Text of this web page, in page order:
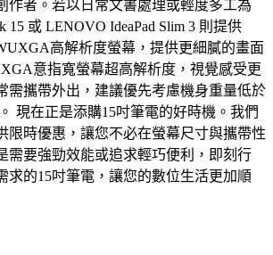
作者。若以日常文書處理或輕度多工為
15 或 LENOVO IdeaPad Slim 3 則提供
高解析度螢幕，提供更細膩的畫面
意指寬螢幕超高解析度，視覺感受更
需攜帶外出，建議優先考慮機身重量低於
現在正是添購15吋筆電的好時機。我們
限時優惠，讓您不必在螢幕尺寸與攜帶性
需要強勁效能或追求輕巧便利，即刻行
求的15吋筆電，讓您的數位生活更加順